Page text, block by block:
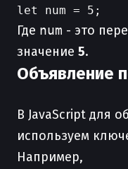
Где num - это
значение 5.
Объявление
В JavaScript для
используем
Например,